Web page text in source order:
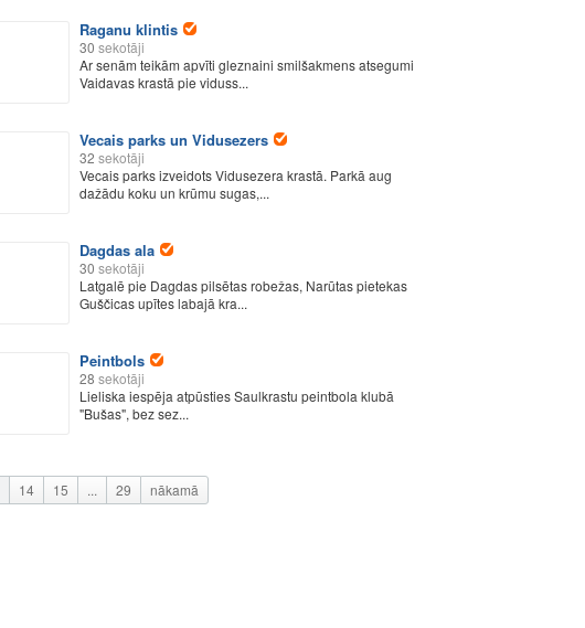
Raganu klintis
30 sekotāji
Ar senām teikām apvīti gleznaini smilšakmens atsegumi
Vaidavas krastā pie viduss...
Vecais parks un Vidusezers
32 sekotāji
Vecais parks izveidots Vidusezera krastā. Parkā aug
dažādu koku un krūmu sugas,...
Dagdas ala
30 sekotāji
Latgalē pie Dagdas pilsētas robežas, Narūtas pietekas
Guščicas upītes labajā kra...
Peintbols
28 sekotāji
Lieliska iespēja atpūsties Saulkrastu peintbola klubā
"Bušas", bez sez...
14 15 ... 29 nākamā